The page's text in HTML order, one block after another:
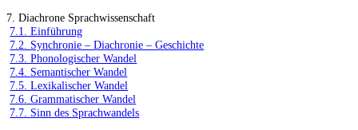
7. Diachrone Sprachwissenschaft
7.1. Einführung
7.2. Synchronie – Diachronie – Geschichte
7.3. Phonologischer Wandel
7.4. Semantischer Wandel
7.5. Lexikalischer Wandel
7.6. Grammatischer Wandel
7.7. Sinn des Sprachwandels